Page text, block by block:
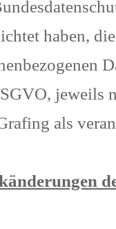
haben,
jeweils
als